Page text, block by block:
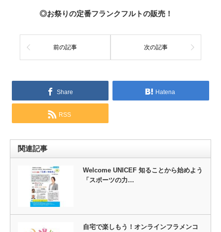
◎お祭りの定番フランクフルトの販売！
前の記事 次の記事
Share Hatena
RSS
関連記事
Welcome UNICEF 知ることから始めよう
「スポーツの力…
自宅で楽しもう！オンラインフラメンコ